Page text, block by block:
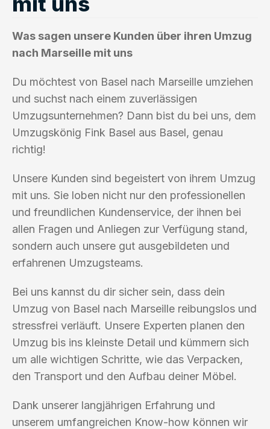
Was sagen unsere Kunden über ihren Umzug
nach Marseille mit uns
Du möchtest von Basel nach Marseille umziehen
und suchst nach einem zuverlässigen
Umzugsunternehmen? Dann bist du bei uns, dem
Umzugskönig Fink Basel aus Basel, genau
richtig!
Unsere Kunden sind begeistert von ihrem Umzug
mit uns. Sie loben nicht nur den professionellen
und freundlichen Kundenservice, der ihnen bei
allen Fragen und Anliegen zur Verfügung stand,
sondern auch unsere gut ausgebildeten und
erfahrenen Umzugsteams.
Bei uns kannst du dir sicher sein, dass dein
Umzug von Basel nach Marseille reibungslos und
stressfrei verläuft. Unsere Experten planen den
Umzug bis ins kleinste Detail und kümmern sich
um alle wichtigen Schritte, wie das Verpacken,
den Transport und den Aufbau deiner Möbel.
Dank unserer langjährigen Erfahrung und
unserem umfangreichen Know-how können wir